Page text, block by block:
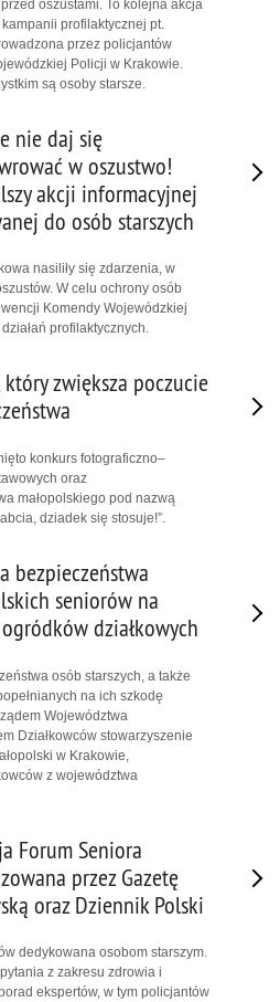
oszustami. To kolejna akcja
profilaktycznej pt.
przez policjantów
Policji w Krakowie.
są osoby starsze.
nie daj się
w oszustwo!
akcji informacyjnej
do osób starszych
nasiliły się zdarzenia, w
W celu ochrony osób
Komendy Wojewódzkiej
profilaktycznych.
który zwiększa poczucie
konkurs fotograficzno–
oraz
małopolskiego pod nazwą
dziadek się stosuje!”.
bezpieczeństwa
seniorów na
działkowych
osób starszych, a także
na ich szkodę
Województwa
Działkowców stowarzyszenie
w Krakowie,
z województwa
Forum Seniora
przez Gazetę
oraz Dziennik Polski
dedykowana osobom starszym.
z zakresu zdrowia i
ekspertów, w tym policjantów